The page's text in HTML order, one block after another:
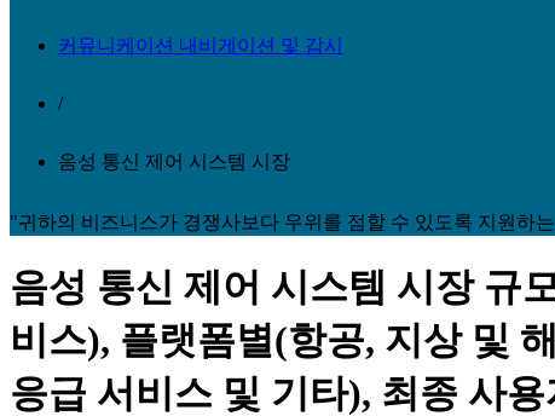
커뮤니케이션 내비게이션 및 감시
/
음성 통신 제어 시스템 시장
"귀하의 비즈니스가 경쟁사보다 우위를 점할 수 있도록 지원하
음성 통신 제어 시스템 시장 규
비스), 플랫폼별(항공, 지상 및
응급 서비스 및 기타), 최종 사